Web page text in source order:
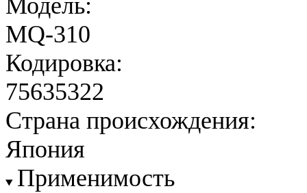
Модель:
MQ-310
Кодировка:
75635322
Страна происхождения:
Япония
Применимость